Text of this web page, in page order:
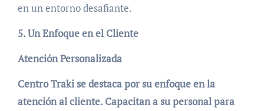
en un entorno desafiante.
5. Un Enfoque en el Cliente
Atención Personalizada
Centro Traki se destaca por su enfoque en la
atención al cliente. Capacitan a su personal para